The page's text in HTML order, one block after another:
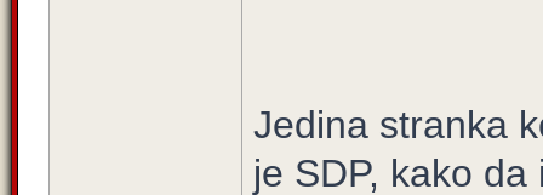
Jedina stranka
je SDP, kako